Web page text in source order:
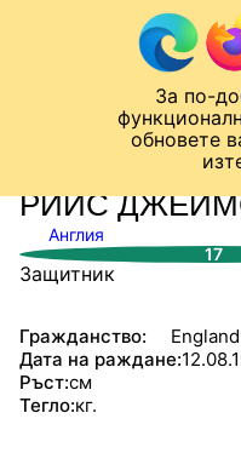
За по-
обновете
Към съдържанието
Лига на Конференциите
СТАТИСТИКИ
РИЙС
Англия
17
Защитник
Гражданство:
England
Дата на раждане:
Ръст:см
Тегло:кг.